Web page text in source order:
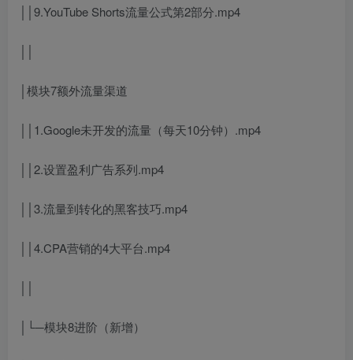
││9.YouTube Shorts流量公式第2部分.mp4
│模块7额外流量渠道
││1.Google未开发的流量（每天10分钟）.mp4
││2.设置盈利广告系列.mp4
││3.流量到转化的黑客技巧.mp4
││4.CPA营销的4大平台.mp4
│└─模块8进阶（新增）